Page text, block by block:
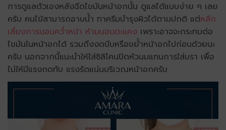
การดูแลตัวเองหลังฉีดไขมันหน้าอกนั้น ดูแลได้แบบง่าย ๆ เลย
ครับ คนไข้สามารถอาบน้ำ ทาครีมบำรุงผิวได้ตามปกติ แต่หลีก
เลี่ยงการนอนคว่ำหน้า ห้ามนอนตะแคง เพราะอาจจะกระทบต่อ
ไขมันในหน้าอกได้ รวมถึงงดบีบหรือขย้ำหน้าอกไปก่อนด้วยนะ
ครับ นอกจากนี้แนะนำให้ใส่ซิลิโคนปิดหัวนมแทนการใส่บรา เพื่อ
ไม่ให้มีแรงกดทับ แรงรัดแน่นบริเวณหน้าอกครับ